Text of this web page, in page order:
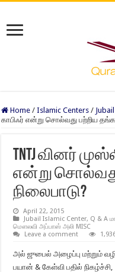
Home / Islamic Centers /
காபிஃர் என்று சொல்வது பற்றிய
TNTJ வினர்
என்று
நிலைபாடு?
April 22, 2015
Jubail Islamic Center, Q & A
மௌலவி அப்பாஸ் அலி MISC
Leave a comment
அல் ஜுபைல் அழைப்பு மற்றும்
பயான் & கேள்வி பதில் நிகழ்ச்சி,